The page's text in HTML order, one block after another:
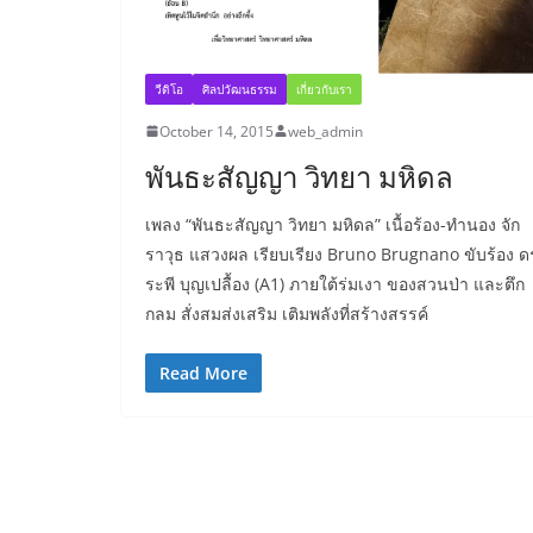
วีดิโอ ศิลปวัฒนธรรม เกี่ยวกับเรา
October 14, 2015 web_admin
พันธะสัญญา วิทยา มหิดล
เพลง “พันธะสัญญา วิทยา มหิดล” เนื้อร้อง-ทำนอง จัก
ราวุธ แสวงผล เรียบเรียง Bruno Brugnano ขับร้อง ด
ระพี บุญเปลื้อง (A1) ภายใต้ร่มเงา ของสวนป่า และตึก
กลม สั่งสมส่งเสริม เติมพลังที่สร้างสรรค์
Read More